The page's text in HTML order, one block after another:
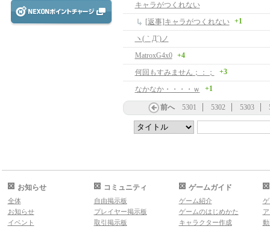
キャラがつくれない
[返事]キャラがつくれない
+1
ヽ(｀Д´)ノ
MatroxG4x0
+4
何回もすみません；：；
+3
なかなか・・・・ｗ +1
前へ 5301 5302 5303
お知らせ
全体
お知らせ
イベント
コミュニティ
自由掲示板
プレイヤー掲示板
取引掲示板
ゲームガイド
ゲーム紹介
ゲームのはじめかた
キャラクター作成